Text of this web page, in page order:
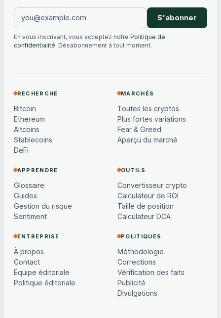
S'abonner
En vous inscrivant, vous acceptez notre Politique de
confidentialité. Désabonnement à tout moment.
RECHERCHE
Bitcoin
Ethereum
Altcoins
Stablecoins
DeFi
MARCHÉS
Toutes les cryptos
Plus fortes variations
Fear & Greed
Aperçu du marché
APPRENDRE
Glossaire
Guides
Gestion du risque
Sentiment
OUTILS
Convertisseur crypto
Calculateur de ROI
Taille de position
Calculateur DCA
ENTREPRISE
À propos
Contact
Équipe éditoriale
Politique éditoriale
POLITIQUES
Méthodologie
Corrections
Vérification des faits
Publicité
Divulgations